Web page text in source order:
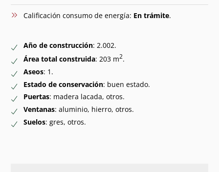
Calificación consumo de energía: En trámite.
Año de construcción: 2.002.
Área total construida: 203 m2.
Aseos: 1.
Estado de conservación: buen estado.
Puertas: madera lacada, otros.
Ventanas: aluminio, hierro, otros.
Suelos: gres, otros.